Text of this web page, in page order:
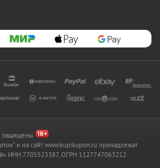
защищены.
и на сайт www.kupikupon.ru принадлежат
ИНН 7705523387, ОГРН 1127747063212